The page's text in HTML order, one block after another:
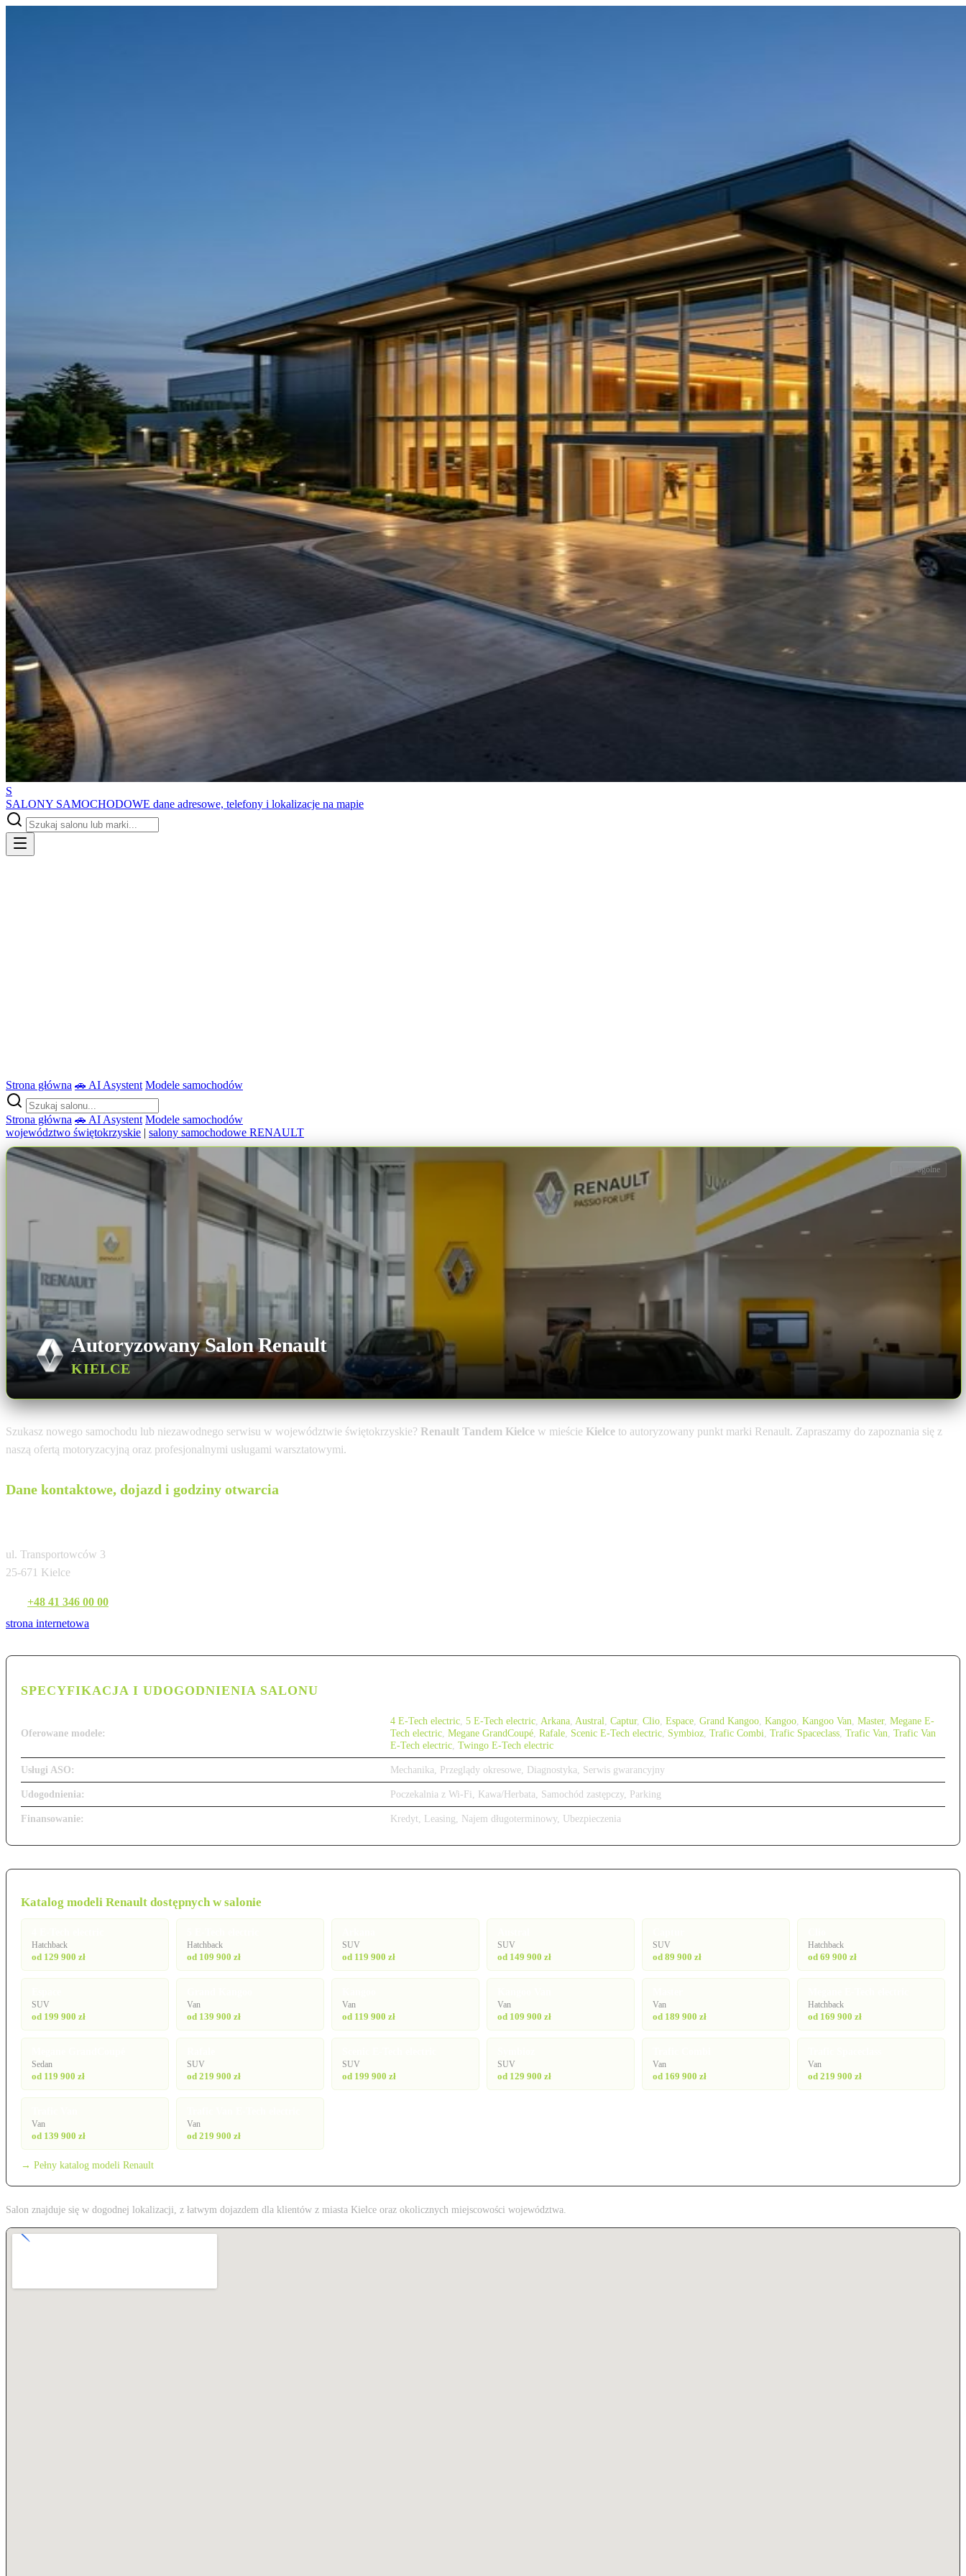
S
SALONY SAMOCHODOWE dane adresowe, telefony i lokalizacje na mapie
Strona główna 🚗 AI Asystent Modele samochodów
Strona główna 🚗 AI Asystent Modele samochodów
województwo świętokrzyskie | salony samochodowe RENAULT
Autoryzowany Salon Renault
KIELCE
Dane ogólne
Szukasz nowego samochodu lub niezawodnego serwisu w województwie świętokrzyskie? Renault Tandem Kielce w mieście Kielce to autoryzowany punkt marki Renault. Zapraszamy do zapoznania się z
naszą ofertą motoryzacyjną oraz profesjonalnymi usługami warsztatowymi.
Dane kontaktowe, dojazd i godziny otwarcia
ul. Transportowców 3
25-671 Kielce
+48 41 346 00 00
strona internetowa
SPECYFIKACJA I UDOGODNIENIA SALONU
Oferowane modele:
4 E-Tech electric 5 E-Tech electric Arkana Austral Captur, Clio Espace Grand Kangoo Kangoo Kangoo Van Master, Megane E-
Tech electric Megane GrandCoupé Rafale Scenic E-Tech electric Symbioz Trafic Combi Trafic Spaceclass Trafic Van Trafic Van
E-Tech electric Twingo E-Tech electric
Usługi ASO: Mechanika, Przeglądy okresowe, Diagnostyka, Serwis gwarancyjny
Udogodnienia: Poczekalnia z Wi-Fi, Kawa/Herbata, Samochód zastępczy, Parking
Finansowanie: Kredyt, Leasing, Najem długoterminowy, Ubezpieczenia
Katalog modeli Renault dostępnych w salonie
Hatchback
od 129 900 zł
Hatchback
od 109 900 zł
SUV
od 119 900 zł
SUV
od 149 900 zł
SUV
od 89 900 zł
Hatchback
od 69 900 zł
SUV
od 199 900 zł
Van
od 139 900 zł
Van
od 119 900 zł
Van
od 109 900 zł
Van
od 189 900 zł
Hatchback
od 169 900 zł
Sedan
od 119 900 zł
SUV
od 219 900 zł
SUV
od 199 900 zł
SUV
od 129 900 zł
Van
od 169 900 zł
Van
od 219 900 zł
Van
od 139 900 zł
Van
od 219 900 zł
→ Pełny katalog modeli Renault
Salon znajduje się w dogodnej lokalizacji, z łatwym dojazdem dla klientów z miasta Kielce oraz okolicznych miejscowości województwa.